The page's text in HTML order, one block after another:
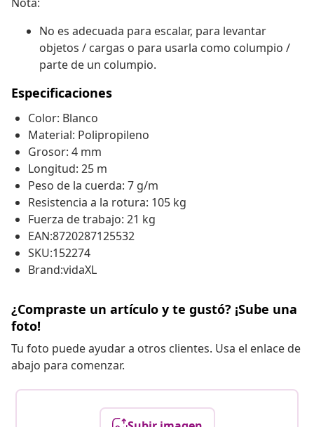
No es adecuada para escalar, para levantar
objetos / cargas o para usarla como columpio /
parte de un columpio.
Especificaciones
Color: Blanco
Material: Polipropileno
Grosor: 4 mm
Longitud: 25 m
Peso de la cuerda: 7 g/m
Resistencia a la rotura: 105 kg
Fuerza de trabajo: 21 kg
EAN:8720287125532
SKU:152274
Brand:vidaXL
¿Compraste un artículo y te gustó? ¡Sube una
foto!
Tu foto puede ayudar a otros clientes. Usa el enlace de
abajo para comenzar.